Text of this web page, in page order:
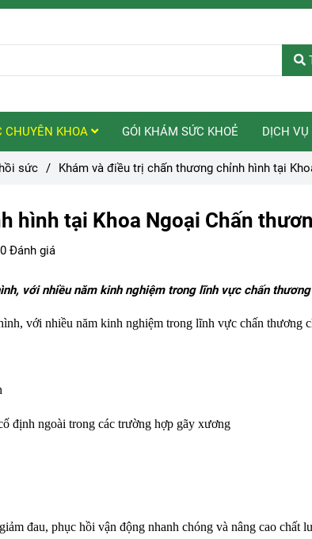
CHUYÊN KHOA GÓI KHÁM SỨC KHOẺ DỊCH VỤ
sức / Khám và điều trị chấn thương chỉnh hình tại
hình tại Khoa Ngoại Chấn
0 Đánh giá
với nhiều năm kinh nghiệm trong lĩnh vực chấn
với nhiều năm kinh nghiệm trong lĩnh vực chấn thương
định ngoài trong các trường hợp gãy xương
đau, phục hồi vận động nhanh chóng và nâng cao chất